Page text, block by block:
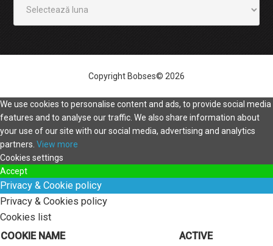
Copyright Bobses© 2026
We use cookies to personalise content and ads, to provide social media
features and to analyse our traffic. We also share information about
your use of our site with our social media, advertising and analytics
partners. View more
Cookies settings
Accept
Privacy & Cookie policy
Privacy & Cookies policy
Cookies list
COOKIE NAME
ACTIVE